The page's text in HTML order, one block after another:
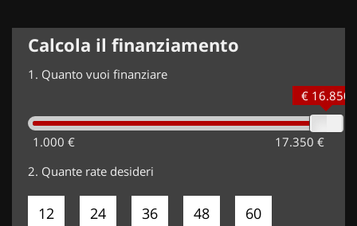
Calcola il finanziamento
1. Quanto vuoi finanziare
1.000 € 17.350 €
€ 16.850
2. Quante rate desideri
12 24 36 48 60